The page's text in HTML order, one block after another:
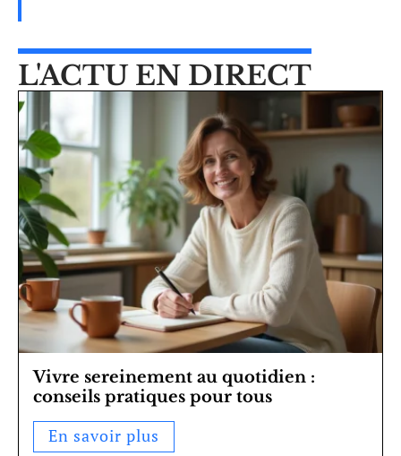
L'ACTU EN DIRECT
Vivre sereinement au quotidien :
conseils pratiques pour tous
En savoir plus